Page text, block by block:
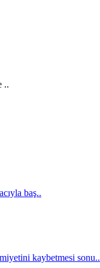
..
baş..
kaybetmesi sonu..